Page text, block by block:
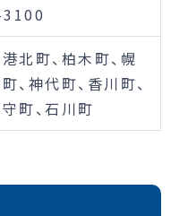
北町、柏木町、幌
、神代町、香川町、
町、石川町